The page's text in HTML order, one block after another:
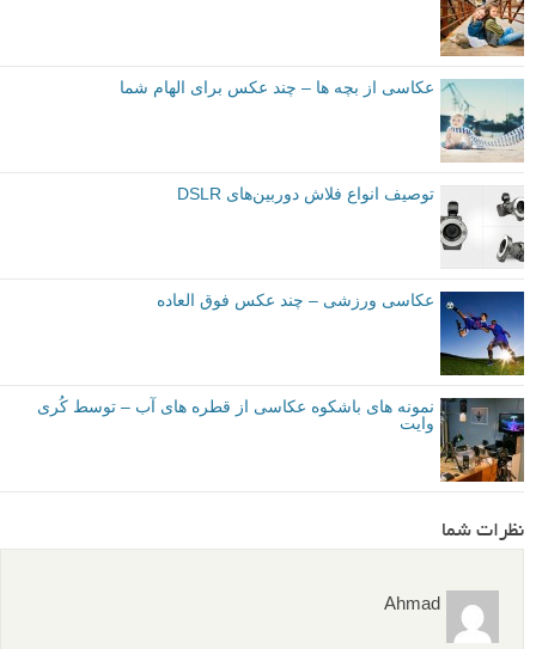
عکاسی از بچه ها – چند عکس برای الهام شما
توصیف انواع فلاش‌ دوربین‌های DSLR
عکاسی ورزشی – چند عکس فوق العاده
نمونه های باشکوه عکاسی از قطره های آب – توسط کُری
وایت
نظرات شما
Ahmad